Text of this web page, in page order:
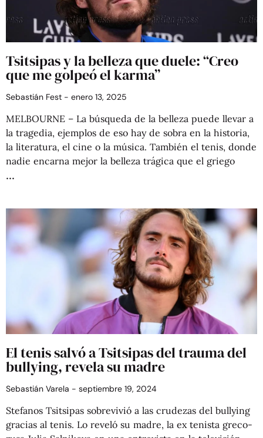
Tsitsipas y la belleza que duele: “Creo
que me golpeó el karma”
Sebastián Fest enero 13, 2025
MELBOURNE – La búsqueda de la belleza puede llevar a
la tragedia, ejemplos de eso hay de sobra en la historia,
la literatura, el cine o la música. También el tenis, donde
nadie encarna mejor la belleza trágica que el griego
El tenis salvó a Tsitsipas del trauma del
bullying, revela su madre
Sebastián Varela septiembre 19, 2024
Stefanos Tsitsipas sobrevivió a las crudezas del bullying
gracias al tenis. Lo reveló su madre, la ex tenista greco-